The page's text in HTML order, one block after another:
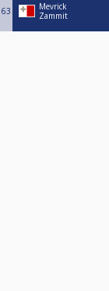
63
Mevrick
Zammit